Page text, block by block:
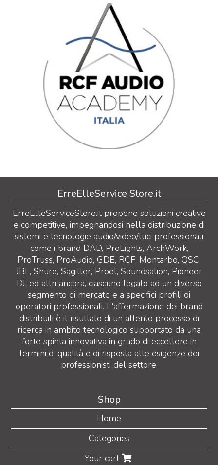
ErreElleService Store.it
ErreElleServiceStore.it propone soluzioni creative
e competitive, impegnandosi nella distribuzione di
sistemi e tecnologie audio/video/luci professionali
come i brand DAD, ProLights, ArchWork,
ProTruss, ProAudio, GDE, RCF, Montarbo, QSC,
JBL, Shure, Sagitter, Proel, Soundsation, Pioneer
DJ, ed altri ancora, ciascuno legato ad un diverso
segmento di mercato e a specifici profili di
operatori professionali. L'affermazione dei brand
distribuiti è il risultato di un attento processo di
ricerca in ambito tecnologico supportato da una
forte spinta innovativa in grado di eccellere in
termini di qualità e di risposta alle esigenze dei
professionisti del settore.
Shop
Home
Categories
Your cart